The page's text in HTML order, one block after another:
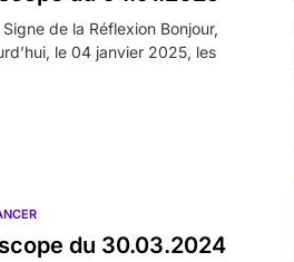
de la Réflexion Bonjour,
le 04 janvier 2025, les
du 30.03.2024